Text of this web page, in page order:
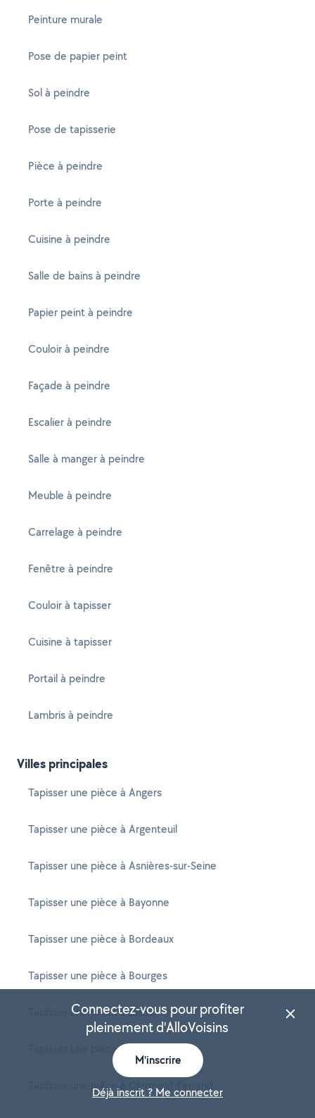
Peinture murale
Pose de papier peint
Sol à peindre
Pose de tapisserie
Pièce à peindre
Porte à peindre
Cuisine à peindre
Salle de bains à peindre
Papier peint à peindre
Couloir à peindre
Façade à peindre
Escalier à peindre
Salle à manger à peindre
Meuble à peindre
Carrelage à peindre
Fenêtre à peindre
Couloir à tapisser
Cuisine à tapisser
Portail à peindre
Lambris à peindre
Villes principales
Tapisser une pièce à Angers
Tapisser une pièce à Argenteuil
Tapisser une pièce à Asnières-sur-Seine
Tapisser une pièce à Bayonne
Tapisser une pièce à Bordeaux
Tapisser une pièce à Bourges
Tapisser une pièce à Brest
Tapisser une pièce à Caen
Tapisser une pièce à Clermont-Ferrand
Connectez-vous pour profiter
pleinement d'AlloVoisins
M'inscrire
Déjà inscrit ? Me connecter